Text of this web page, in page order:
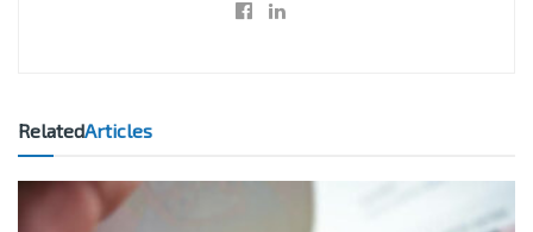
RelatedArticles